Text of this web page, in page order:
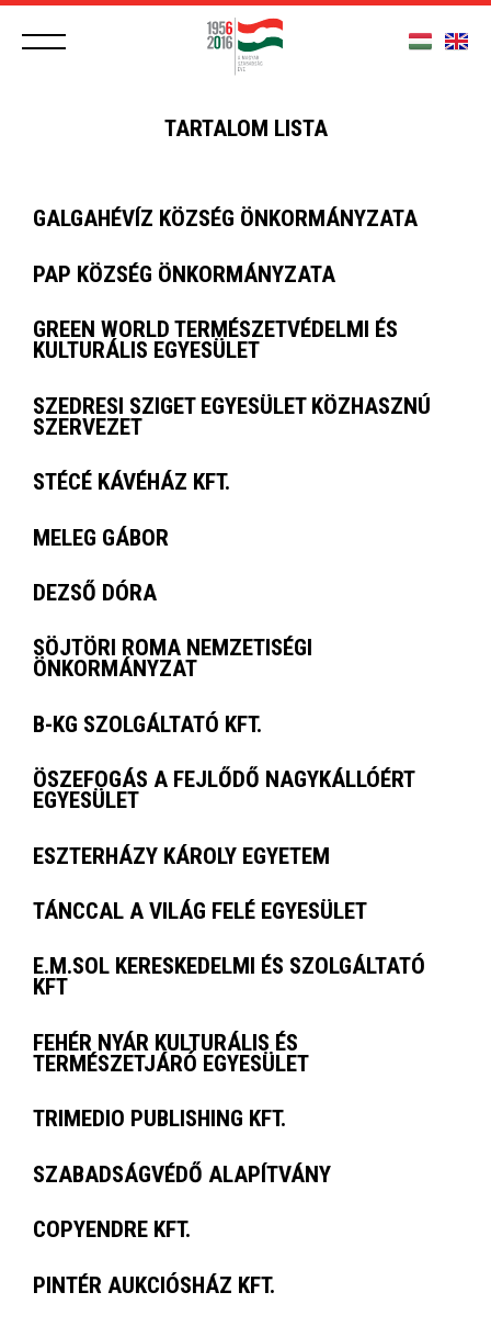
TARTALOM LISTA
GALGAHÉVÍZ KÖZSÉG ÖNKORMÁNYZATA
PAP KÖZSÉG ÖNKORMÁNYZATA
GREEN WORLD TERMÉSZETVÉDELMI ÉS
KULTURÁLIS EGYESÜLET
SZEDRESI SZIGET EGYESÜLET KÖZHASZNÚ
SZERVEZET
STÉCÉ KÁVÉHÁZ KFT.
MELEG GÁBOR
DEZSŐ DÓRA
SÖJTÖRI ROMA NEMZETISÉGI
ÖNKORMÁNYZAT
B-KG SZOLGÁLTATÓ KFT.
ÖSZEFOGÁS A FEJLŐDŐ NAGYKÁLLÓÉRT
EGYESÜLET
ESZTERHÁZY KÁROLY EGYETEM
TÁNCCAL A VILÁG FELÉ EGYESÜLET
E.M.SOL KERESKEDELMI ÉS SZOLGÁLTATÓ
KFT
FEHÉR NYÁR KULTURÁLIS ÉS
TERMÉSZETJÁRÓ EGYESÜLET
TRIMEDIO PUBLISHING KFT.
SZABADSÁGVÉDŐ ALAPÍTVÁNY
COPYENDRE KFT.
PINTÉR AUKCIÓSHÁZ KFT.